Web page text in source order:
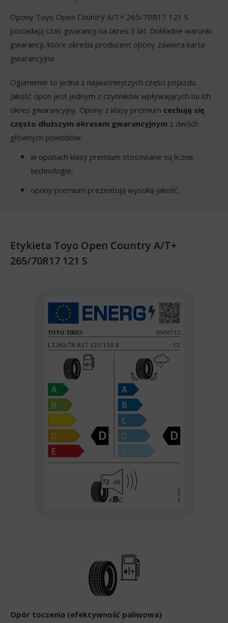
Opony Toyo Open Country A/T+ 265/70R17 121 S
posiadają czas gwarancji na okres 3 lat. Dokładne warunki
gwarancji, które określa producent opony zawiera karta
gwarancyjna.
Ogumienie to jedna z najważniejszych części pojazdu.
Jakość opon jest jednym z czynników wpływających na ich
okres gwarancyjny. Opony z klasy premium cechują się
często dłuższym okresem gwarancyjnym z dwóch
głównych powodów:
w oponach klasy premium stosowane są liczne
technologie,
opony premium prezentują wysoką jakość.
Etykieta Toyo Open Country A/T+
265/70R17 121 S
Opór toczenia (efektywność paliwowa)